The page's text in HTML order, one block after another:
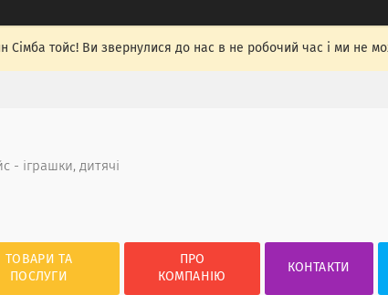
Сімба тойс! Ви звернулися до нас в не робочий час і ми
- іграшки, дитячі
ТОВАРИ ТА
ПОСЛУГИ
ПРО
КОМПАНІЮ
КОНТАКТИ